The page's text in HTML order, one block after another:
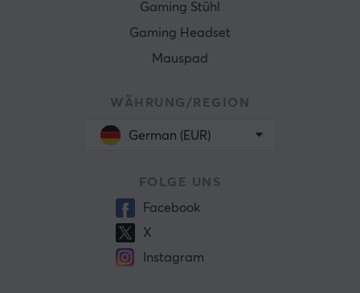
Gaming Stühl
Gaming Headset
Mauspad
WÄHRUNG/REGION
German (EUR)
FOLGE UNS
Facebook
X
Instagram